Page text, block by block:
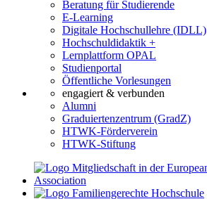
Beratung für Studierende
E-Learning
Digitale Hochschullehre (IDLL)
Hochschuldidaktik +
Lernplattform OPAL
Studienportal
Öffentliche Vorlesungen
engagiert & verbunden
Alumni
Graduiertenzentrum (GradZ)
HTWK-Förderverein
HTWK-Stiftung